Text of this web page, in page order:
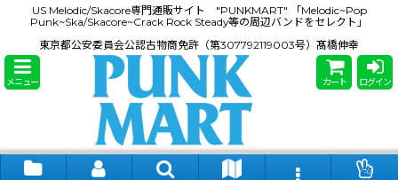
US Melodic/Skacore専門通販サイト "PUNKMART" 「Melodic~Pop
Punk~Ska/Skacore~Crack Rock Steady等の周辺バンドをセレクト」
東京都公安委員会公認古物商免許（第307792119003号）髙橋伸幸
メニュー カート ログイン